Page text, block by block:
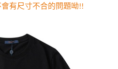
有尺寸不合的問題呦!!